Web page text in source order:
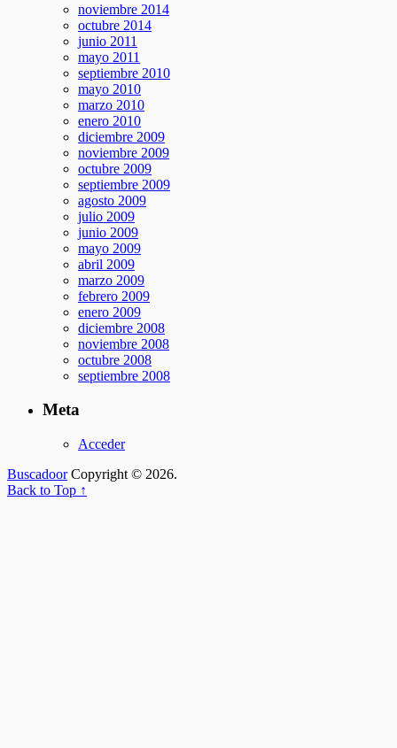
noviembre 2014
octubre 2014
junio 2011
mayo 2011
septiembre 2010
mayo 2010
marzo 2010
enero 2010
diciembre 2009
noviembre 2009
octubre 2009
septiembre 2009
agosto 2009
julio 2009
junio 2009
mayo 2009
abril 2009
marzo 2009
febrero 2009
enero 2009
diciembre 2008
noviembre 2008
octubre 2008
septiembre 2008
Meta
Acceder
BuscadoorCopyright © 2026.
Back to Top ↑